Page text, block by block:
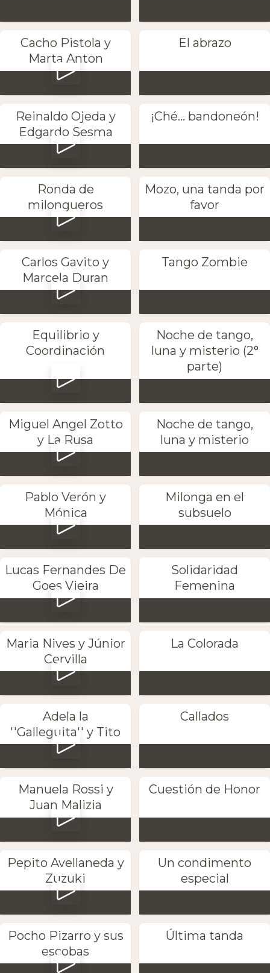
Cacho Pistola y
Marta Anton
El abrazo
Reinaldo Ojeda y
Edgardo Sesma
¡Ché... bandoneón!
Ronda de
milongueros
Mozo, una tanda por
favor
Carlos Gavito y
Marcela Duran
Tango Zombie
Equilibrio y
Coordinación
Noche de tango,
luna y misterio (2°
parte)
Miguel Angel Zotto
y La Rusa
Noche de tango,
luna y misterio
Pablo Verón y
Mónica
Milonga en el
subsuelo
Lucas Fernandes De
Goes Vieira
Solidaridad
Femenina
Maria Nives y Júnior
Cervilla
La Colorada
Adela la
''Galleguita'' y Tito
Callados
Manuela Rossi y
Juan Malizia
Cuestión de Honor
Pepito Avellaneda y
Zuzuki
Un condimento
especial
Pocho Pizarro y sus
escobas
Última tanda